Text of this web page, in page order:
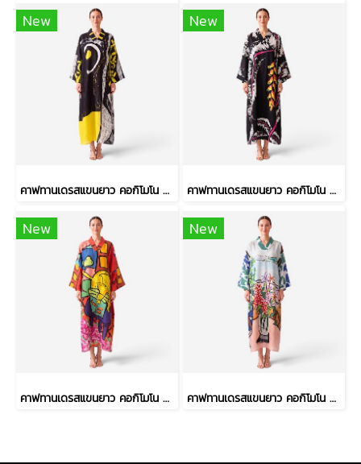
New
คาฟทานเดรสแขนยาว คอกิโมโน - สีดำ : ลายวงพู่กันหนา และเส้นตารางสเก็ตช์
New
คาฟทานเดรสแขนยาว คอกิโมโน - สีดำ : ลายดอกเฮลิโคเนีย บนริ้วใบดำ-ขาว
New
คาฟทานเดรสแขนยาว คอกิโมโน - สีแดง : ลายเจ้าเหมียวจอมซนกับโหลปลาทอง
New
คาฟทานเดรสแขนยาว คอกิโมโน - สีฟ้า : ลายแจกันดอกไม้ ริมวิวทะเล